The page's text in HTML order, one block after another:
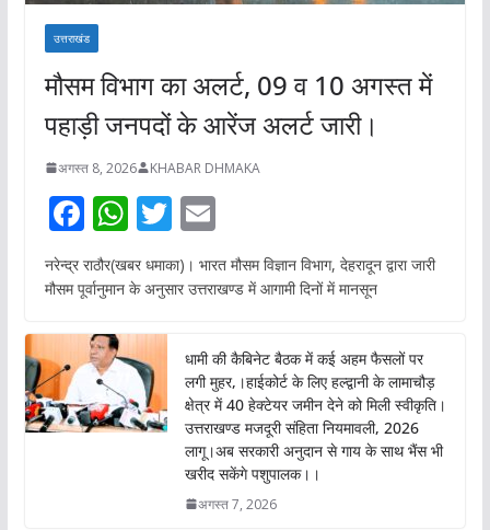
उत्तराखंड
मौसम विभाग का अलर्ट, 09 व 10 अगस्त में
पहाड़ी जनपदों के आरेंज अलर्ट जारी।
अगस्त 8, 2026 KHABAR DHMAKA
F
ac
e
o
o
k
W
h
at
A
p
p
T
w
itt
E
m
ai
नरेन्द्र राठौर(खबर धमाका)। भारत मौसम विज्ञान विभाग, देहरादून द्वारा जारी
मौसम पूर्वानुमान के अनुसार उत्तराखण्ड में आगामी दिनों में मानसून
धामी की कैबिनेट बैठक में कई अहम फैसलों पर
लगी मुहर,।हाईकोर्ट के लिए हल्द्वानी के लामाचौड़
क्षेत्र में 40 हेक्टेयर जमीन देने को मिली स्वीकृति।
उत्तराखण्ड मजदूरी संहिता नियमावली, 2026
लागू।अब सरकारी अनुदान से गाय के साथ भैंस भी
खरीद सकेंगे पशुपालक।।
अगस्त 7, 2026